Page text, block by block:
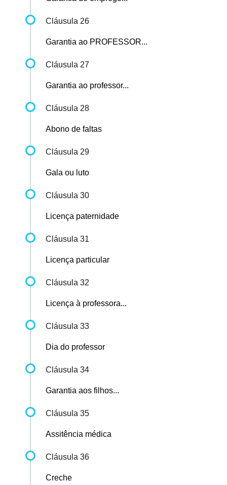
Cláusula 26
Garantia ao PROFESSOR...
Cláusula 27
Garantia ao professor...
Cláusula 28
Abono de faltas
Cláusula 29
Gala ou luto
Cláusula 30
Licença paternidade
Cláusula 31
Licença particular
Cláusula 32
Licença à professora...
Cláusula 33
Dia do professor
Cláusula 34
Garantia aos filhos...
Cláusula 35
Assitência médica
Cláusula 36
Creche